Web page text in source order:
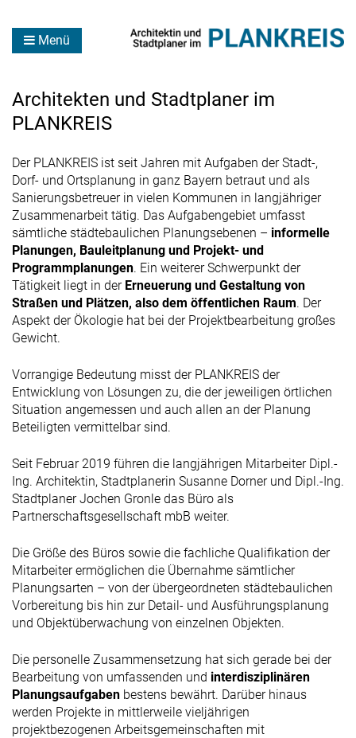
Menü
Architekten und Stadtplaner im
PLANKREIS
Der PLANKREIS ist seit Jahren mit Aufgaben der Stadt-,
Dorf- und Ortsplanung in ganz Bayern betraut und als
Sanierungsbetreuer in vielen Kommunen in langjähriger
Zusammenarbeit tätig. Das Aufgabengebiet umfasst
sämtliche städtebaulichen Planungsebenen – informelle
Planungen, Bauleitplanung und Projekt- und
Programmplanungen. Ein weiterer Schwerpunkt der
Tätigkeit liegt in der Erneuerung und Gestaltung von
Straßen und Plätzen, also dem öffentlichen Raum. Der
Aspekt der Ökologie hat bei der Projektbearbeitung großes
Gewicht.
Vorrangige Bedeutung misst der PLANKREIS der
Entwicklung von Lösungen zu, die der jeweiligen örtlichen
Situation angemessen und auch allen an der Planung
Beteiligten vermittelbar sind.
Seit Februar 2019 führen die langjährigen Mitarbeiter Dipl.-
Ing. Architektin, Stadtplanerin Susanne Dorner und Dipl.-Ing.
Stadtplaner Jochen Gronle das Büro als
Partnerschaftsgesellschaft mbB weiter.
Die Größe des Büros sowie die fachliche Qualifikation der
Mitarbeiter ermöglichen die Übernahme sämtlicher
Planungsarten – von der übergeordneten städtebaulichen
Vorbereitung bis hin zur Detail- und Ausführungsplanung
und Objektüberwachung von einzelnen Objekten.
Die personelle Zusammensetzung hat sich gerade bei der
Bearbeitung von umfassenden und interdisziplinären
Planungsaufgaben bestens bewährt. Darüber hinaus
werden Projekte in mittlerweile vieljährigen
projektbezogenen Arbeitsgemeinschaften mit